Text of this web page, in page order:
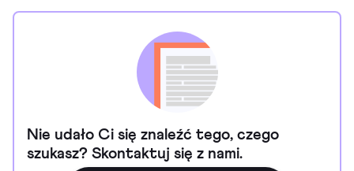
Nie udało Ci się znaleźć tego, czego
szukasz? Skontaktuj się z nami.